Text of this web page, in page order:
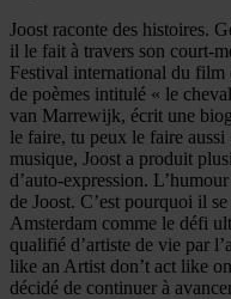
Joost raconte des histoires.
il le fait à travers son court-
Festival international du
de poèmes intitulé « le
van Marrewijk, écrit une
le faire, tu peux le faire
musique, Joost a produit
d’auto-expression.
de Joost. C’est pourquoi il
Amsterdam comme le défi
qualifié d’artiste de vie par
like an Artist don’t act like
décidé de continuer à